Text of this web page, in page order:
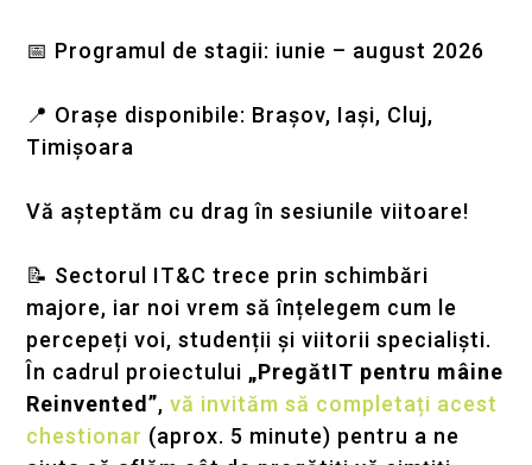
📅 Programul de stagii: iunie – august 2026
📍 Orașe disponibile: Brașov, Iași, Cluj,
Timișoara
Vă așteptăm cu drag în sesiunile viitoare!
📝 Sectorul IT&C trece prin schimbări
majore, iar noi vrem să înțelegem cum le
percepeți voi, studenții și viitorii specialiști.
În cadrul proiectului „PregătIT pentru mâine
Reinvented”,vă invităm să completați acest
chestionar (aprox. 5 minute) pentru a ne